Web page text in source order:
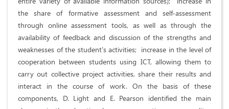
the share of formative assessment and self-assessment
through online assessment tools, as well as through the
availability of feedback and discussion of the strengths and
weaknesses of the student's activities; increase in the level of
cooperation between students using ICT, allowing them to
carry out collective project activities, share their results and
interact in the course of work. On the basis of these
components, D. Light and E. Pearson identified the main